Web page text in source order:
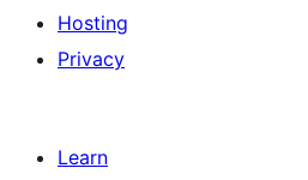
Hosting
Privacy
Learn